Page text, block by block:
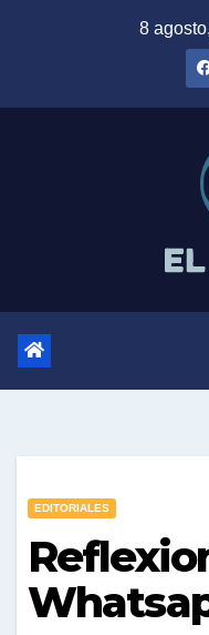
8
EDITORIALES